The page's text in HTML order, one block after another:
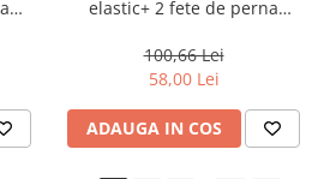
elastic+ 2 fete de perna
100,66 Lei
58,00 Lei
ADAUGA IN COS